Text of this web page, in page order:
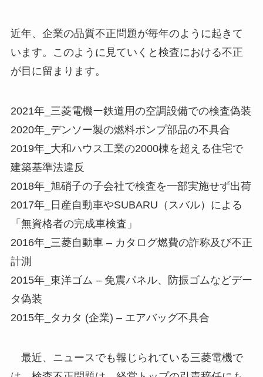
近年、企業の品質不正問題が毎年のように起きて
います。このように見ていくと検査における不正
が目に留まります。
2021年_三菱電機ー鉄道用の空調設備での検査偽装
2020年_デンソー製の燃料ポンプ部品の不具合
2019年_大和ハウス工業の2000棟を超える住宅で
建築基準法違反
2018年_旭硝子の子会社で検査を一部実施せず出荷
2017年_日産自動車やSUBARU（スバル）による
「無資格者の完成車検査」
2016年_三菱自動車 – カタログ燃費の詐称及び不正
計測
2015年_東洋ゴム – 免震パネル、防振ゴムなどデー
タ偽装
2015年_タカタ (企業) – エアバッグ不具合
最近、ニュースでも報じられている三菱電機で